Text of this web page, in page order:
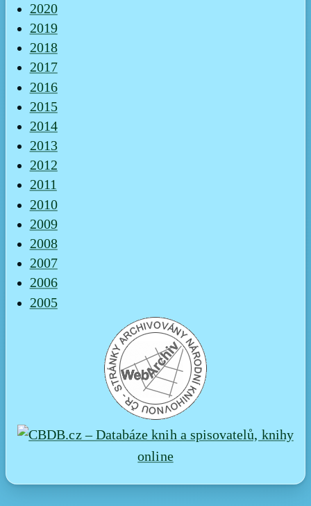
2020
2019
2018
2017
2016
2015
2014
2013
2012
2011
2010
2009
2008
2007
2006
2005